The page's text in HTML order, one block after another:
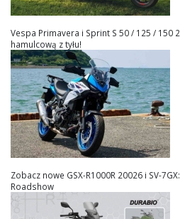
Vespa Primavera i Sprint S 50 / 125 / 150
hamulcową z tyłu!
Zobacz nowe GSX-R1000R 20026 i SV-
Roadshow